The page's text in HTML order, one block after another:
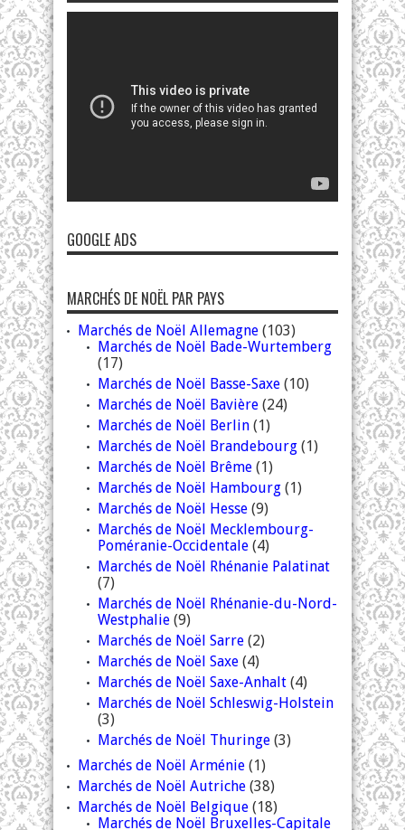
GOOGLE ADS
MARCHÉS DE NOËL PAR PAYS
Marchés de Noël Allemagne (103)
Marchés de Noël Bade-Wurtemberg
(17)
Marchés de Noël Basse-Saxe (10)
Marchés de Noël Bavière (24)
Marchés de Noël Berlin (1)
Marchés de Noël Brandebourg (1)
Marchés de Noël Brême (1)
Marchés de Noël Hambourg (1)
Marchés de Noël Hesse (9)
Marchés de Noël Mecklembourg-
Poméranie-Occidentale (4)
Marchés de Noël Rhénanie Palatinat
(7)
Marchés de Noël Rhénanie-du-Nord-
Westphalie (9)
Marchés de Noël Sarre (2)
Marchés de Noël Saxe (4)
Marchés de Noël Saxe-Anhalt (4)
Marchés de Noël Schleswig-Holstein
(3)
Marchés de Noël Thuringe (3)
Marchés de Noël Arménie (1)
Marchés de Noël Autriche (38)
Marchés de Noël Belgique (18)
Marchés de Noël Bruxelles-Capitale